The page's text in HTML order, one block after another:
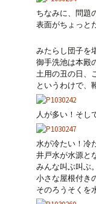
ちなみに、問題
表面がちょっと
みたらし団子を
御手洗池は本殿
土用の丑の日、
というわけで、
人が多い！そし
水が冷たい！冷
井戸水が水源と
みんな叫ぶ叫ぶ
小さな屋根付き
そのろうそくを